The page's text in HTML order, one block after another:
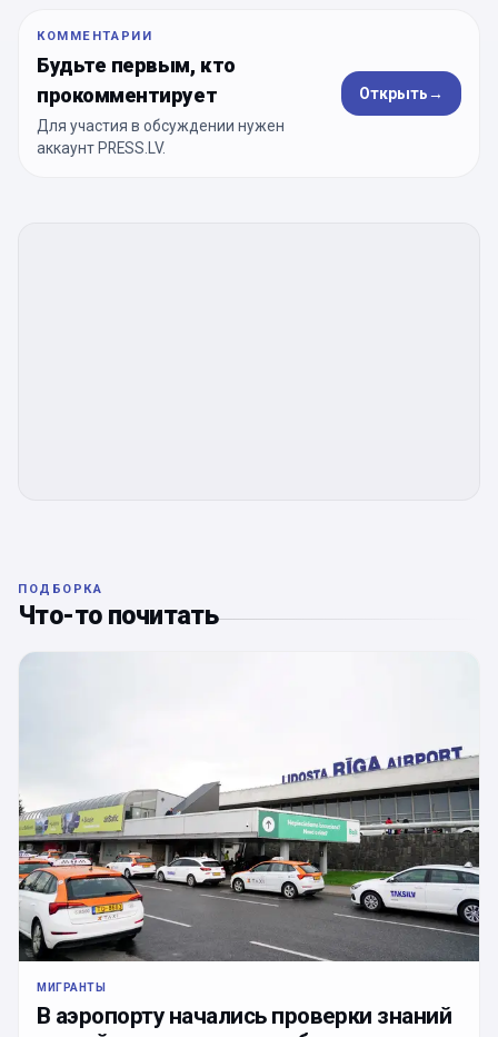
КОММЕНТАРИИ
Будьте первым, кто
прокомментирует
Для участия в обсуждении нужен
аккаунт PRESS.LV.
Открыть→
ПОДБОРКА
Что-то почитать
МИГРАНТЫ
В аэропорту начались проверки знаний